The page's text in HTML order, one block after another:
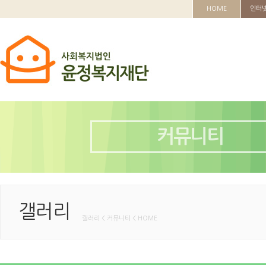
HOME 인터
커뮤니티
갤러리 갤러리 < 커뮤니티 < HOME